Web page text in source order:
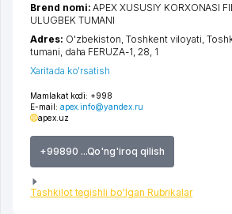
Mamlakat kodi: +998
E-mail: apex.info@yandex.ru
apex.uz
+99890 ...Qo'ng'iroq qilish
Tashkilot tegishli bo'lgan Rubrikalar
Brend nomi:APEX XUSUSIY KORXONASI
ULUGBEK TUMANI
Adres: O'zbekiston,Toshkent viloyati ,
tumani daha FERUZA-1 , 28, 1
Xaritada ko'rsatish